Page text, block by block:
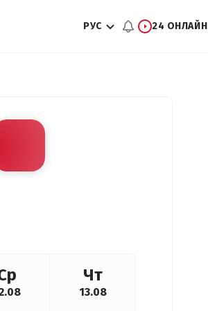
РУС 24 ОНЛАЙН
Чт
13.08